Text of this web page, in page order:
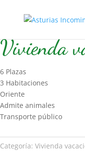
Vivienda
6 Plazas
3 Habitaciones
Oriente
Admite animales
Transporte público
Categoría: Vivienda